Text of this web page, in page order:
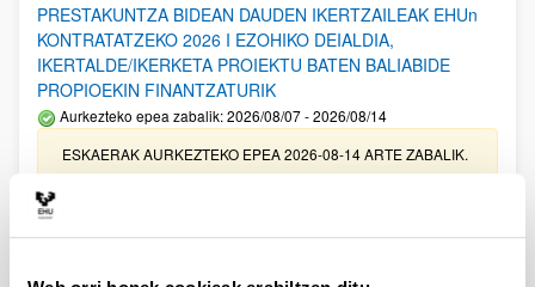
PRESTAKUNTZA BIDEAN DAUDEN IKERTZAILEAK EHUn
KONTRATATZEKO 2026 I EZOHIKO DEIALDIA,
IKERTALDE/IKERKETA PROIEKTU BATEN BALIABIDE
PROPIOEKIN FINANTZATURIK
Aurkezteko epea zabalik: 2026/08/07 - 2026/08/14
ESKAERAK AURKEZTEKO EPEA 2026-08-14 ARTE ZABALIK.
UPV/EHUn Azpiegitura Zientifikoa eta Funts Bibliografikoak
erosi eta berritzeko laguntzak 2026